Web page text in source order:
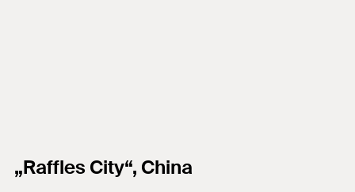
„Raffles City“, China